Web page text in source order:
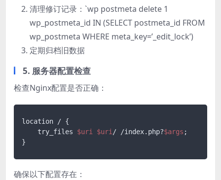
清理修订记录：`wp postmeta delete 1
wp_postmeta_id IN (SELECT postmeta_id FROM
wp_postmeta WHERE meta_key=’_edit_lock’)
定期归档旧数据
5. 服务器配置检查
检查Nginx配置是否正确：
location / {
    try_files
$uri $uri / /index.php?$args ;
确保以下配置存在：